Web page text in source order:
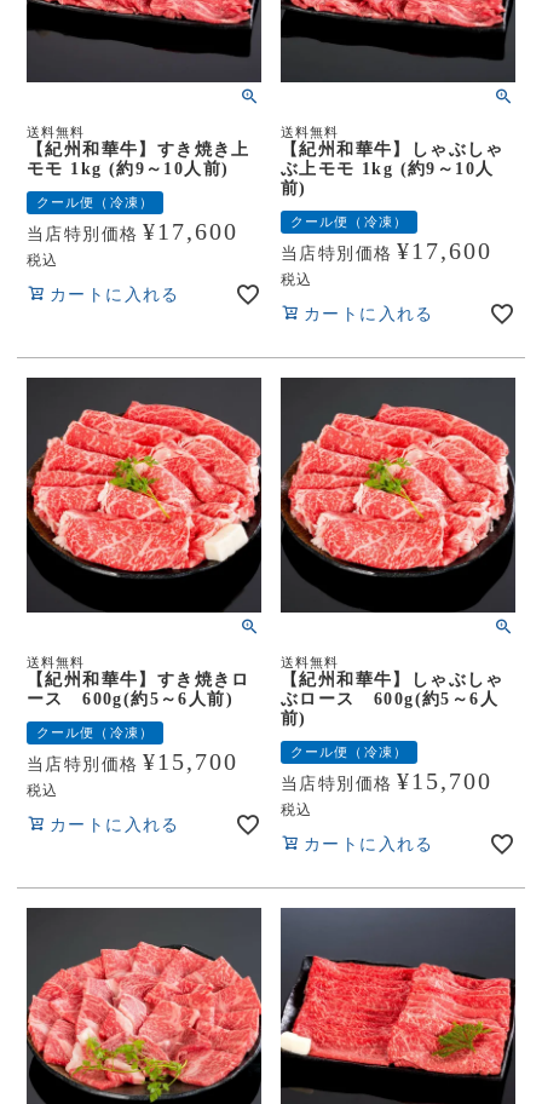
送料無料
【紀州和華牛】すき焼き上
モモ 1kg (約9～10人前)
クール便（冷凍）
当店特別価格 ¥17,600
税込
カートに入れる
送料無料
【紀州和華牛】しゃぶしゃ
ぶ上モモ 1kg (約9～10人
前)
クール便（冷凍）
当店特別価格 ¥17,600
税込
カートに入れる
送料無料
【紀州和華牛】すき焼きロ
ース 600g(約5～6人前)
クール便（冷凍）
当店特別価格 ¥15,700
税込
カートに入れる
送料無料
【紀州和華牛】しゃぶしゃ
ぶロース 600g(約5～6人
前)
クール便（冷凍）
当店特別価格 ¥15,700
税込
カートに入れる